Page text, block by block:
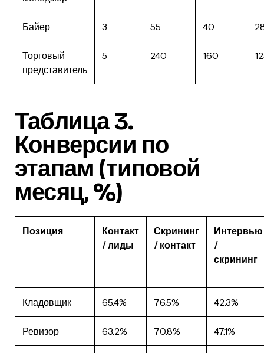
Байер 3 55 40
Торговый
представитель
5 240 160
Таблица 3.
Конверсии по
этапам (типовой
месяц, %)
Позиция
Контакт
/ лиды
Скрининг
/ контакт
Интервью
/
скрининг
Кладовщик 65.4% 76.5% 42.3%
Ревизор 63.2% 70.8% 47.1%